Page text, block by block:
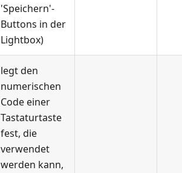
'Speichern'-
Buttons in der
Lightbox)
legt den
numerischen
Code einer
Tastaturtaste
fest, die
verwendet
werden kann,